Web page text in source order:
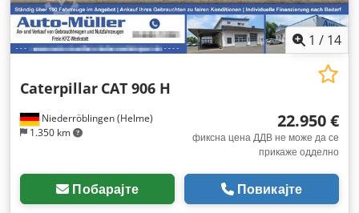
1 / 14
Niederröblingen (Helme)
1.350 km
Caterpillar CAT 906 H
22.950 €
фиксна цена ДДВ не може да се
прикаже одделно
Побарајте Повикајте